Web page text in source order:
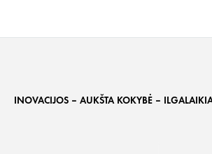
INOVACIJOS – AUKŠTA KOKYBĖ –